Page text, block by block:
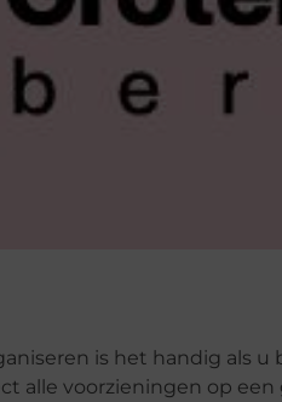
is het handig als u
alle voorzieningen op